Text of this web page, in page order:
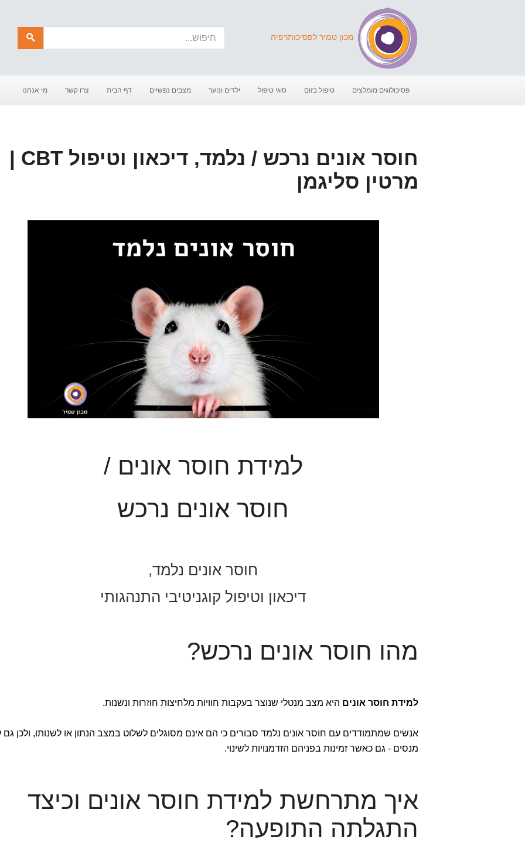
מכון טמיר לפסיכותרפיה
חיפוש
פסיכולוגים מומלצים טיפול בזום סוגי טיפול ילדים ונוער מצבים נפשיים דף הבית צרו קשר מי אנחנו
חוסר אונים נרכש / נלמד, דיכאון וטיפול CBT |
מרטין סליגמן
למידת חוסר אונים /
חוסר אונים נרכש
חוסר אונים נלמד,
דיכאון וטיפול קוגניטיבי התנהגותי
מהו חוסר אונים נרכש?
למידת חוסר אונים היא מצב מנטלי שנוצר בעקבות חוויות מלחיצות חוזרות ונשנות.
אנשים שמתמודדים עם חוסר אונים נלמד סבורים כי הם אינם מסוגלים לשלוט במצב הנתון או לשנותו, ולכן גם
מנסים - גם כאשר זמינות בפניהם הזדמנויות לשינוי.
איך מתרחשת למידת חוסר אונים וכיצד
התגלתה התופעה?